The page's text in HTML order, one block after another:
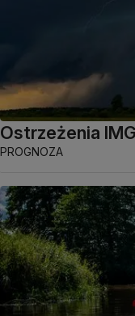
Ostrzeżenia
PROGNOZA